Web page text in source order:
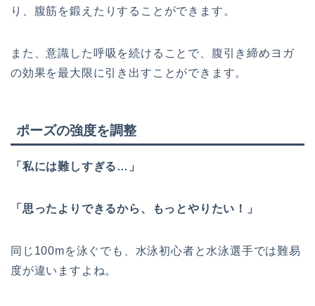
り
腹筋を鍛 え た りす る こ と ができ ま す 。
ま た 、意識 し た 呼吸 を続け る こ と で 腹引 き締め ヨ ガ
の効果を最大 限に引 き 出す こ と ができ ま す。
ポーズの強度を調整
「私には難しすぎる…」
「思ったよりできるから、もっとやりたい！」
同じ100mを泳ぐでも、水泳初心者と水泳選手では難易
度が違いますよね。